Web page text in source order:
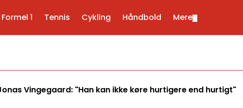
Formel 1 Tennis Cykling Håndbold Mere
Vingegaard: "Han kan ikke køre hurtigere end hurtigt"